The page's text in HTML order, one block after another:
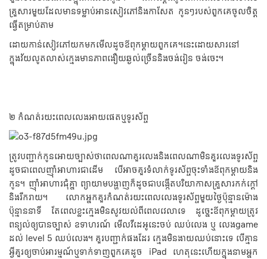
គ្រួសារមួយដែលមានទម្លាប់អានសៀវភៅនិងកាសែត កូនៗរបស់ពួកគេចូលចិត្ត
ធ្វើតម្រាប់តាម
ដោយកាន់សៀវភៅយកមកមើលដូចឪពុកម្តាយពួកគេ។នេះដោយសារនៅ
ក្នុងវ័យលូតលាស់ក្មេងមានភាពងឿយឆ្ងល់ច្រើននិងចង់រៀន ចង់ចេះ។
២ កំណត់រយះពេលលេងអាយផេតឬទូរស័ព្ទ
ត្រូវបញ្ជាក់កូនអោយច្បាស់ថាពេលណាគួរលេងនិងពេលណាមិនគួរលេងទូរស័ព្ទ
ដូចជាពេលញុំាអាហារជាដើម បើអាចគួរទំលាក់ទូរស័ព្ទចុះទាំងឪពុកម្តាយនិង
កូន។ ញុំាអាហារជុំគ្នា ព្យាយាមបង្ហាញក៏ដូចជាបង្កើតបរិយាកាសគ្រួសារកក់ក្តៅ
និងរីករាយ។ លោកអ្នកគួរកំណត់រយះពេលលេងទូរស័ព្ទមួយថ្ងៃប៉ុន្មានម៉ោង
ប៉ុន្មាននាទី តែពេលខ្លះក្មេងមិនសូវយល់ពីពេលវេលាទេ ដូច្នេះឪពុកម្តាយត្រូវ
ពន្យល់ឲ្យបានច្បាស់ ឧទាហរណ៍ មើលវីដេអូនេះចប់ ឈប់លេង ឬ លេងgame
ដល់ level 5 ឈប់លេង។ គួរបញ្ជាក់ផងដែរ ក្មេងមិនងាយឈប់នោះទេ បើគ្មាន
អ្វីគួរឲ្យចាប់អារម្មណ៍ឬទាក់ទាញពួកគេដូច iPad ហេតុនេះហើយក្នុងនាមអ្នក